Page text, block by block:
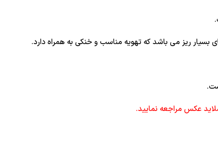
بسیار ریز می باشد که تهویه مناسب و خنکی به همراه دارد.
عکس مراجعه نمایید.